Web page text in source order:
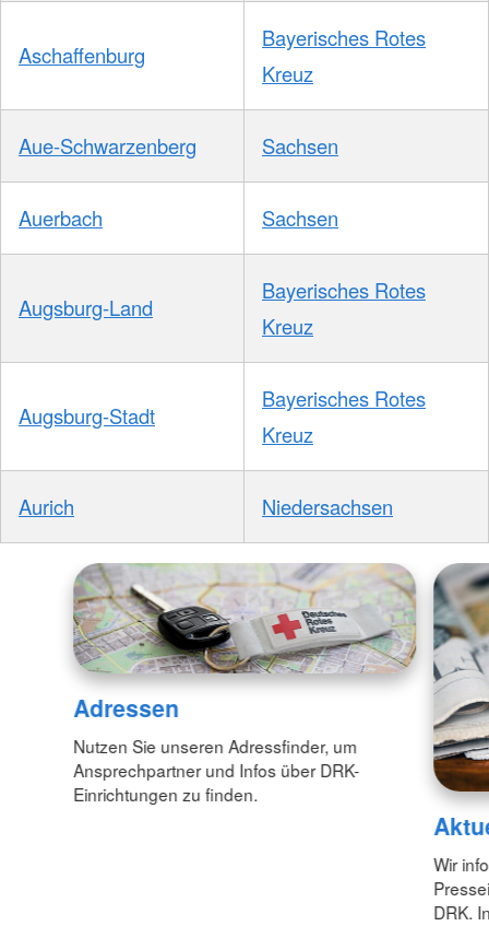
Aschaffenburg
Bayerisches Rotes
Kreuz
Aue-Schwarzenberg Sachsen
Auerbach Sachsen
Augsburg-Land
Bayerisches Rotes
Kreuz
Augsburg-Stadt
Bayerisches Rotes
Kreuz
Aurich Niedersachsen
Adressen
Nutzen Sie unseren Adressfinder, um
Ansprechpartner und Infos über DRK-
Einrichtungen zu finden.
Wir
DRK.